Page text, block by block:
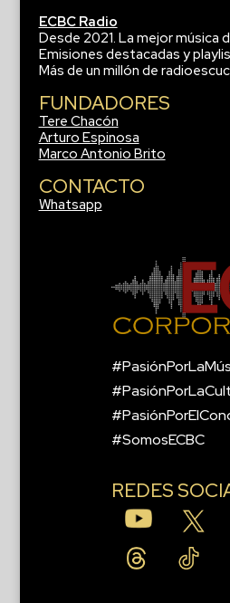
ECBC Radio
Desde 2021. La mejor música
Emisiones destacadas y
Más de un millón de
FUNDADORES
Tere Chacón
Arturo Espinosa
Marco Antonio Brito
CONTACTO
Whatsapp
#SomosECBC
REDES